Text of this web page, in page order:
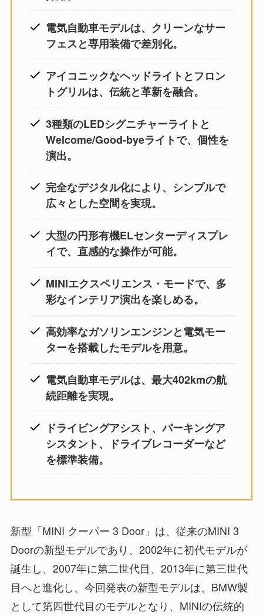
電気自動車モデルは、クリーンなサー
フェスと専用装備で差別化。
アイコニックなヘッドライトとフロン
トグリルは、伝統と革新を融合。
3種類のLEDシグニチャーライトと
Welcome/Good-byeライトで、個性を
演出。
完全なデジタル化により、シンプルで
広々とした空間を実現。
大型の円形有機ELセンターディスプレ
イで、直感的な操作が可能。
MINIエクスペリエンス・モードで、多
彩なインテリア演出を楽しめる。
高効率なガソリンエンジンと電気モー
ターを搭載したモデルを用意。
電気自動車モデルは、最大402kmの航
続距離を実現。
ドライビングアシスト、パーキングア
シスタント、ドライブレコーダーなど
を標準装備。
新型「MINI クーパー 3 Door」は、従来のMINI 3
Doorの新型モデルであり、2002年に初代モデルが
誕生し、2007年に第二世代目、2013年に第三世代
目へと進化し、今回発表の新型モデルは、BMW製
として第四世代目のモデルとなり、MINIの伝統的